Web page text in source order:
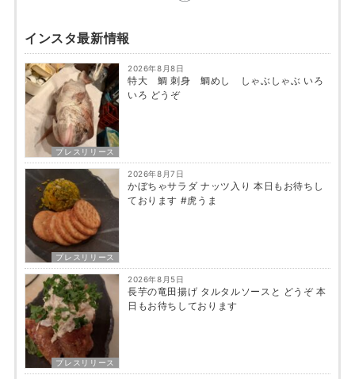
インスタ最新情報
プレスリリース
2026年8月8日
特大 鯛 刺身 鯛めし しゃぶしゃぶ いろ
いろ どうぞ
プレスリリース
2026年8月7日
かぼちゃサラダ ナッツ入り 本日もお待ちし
ております #虎うま
プレスリリース
2026年8月5日
長芋の竜田揚げ タルタルソースと どうぞ 本
日もお待ちしております